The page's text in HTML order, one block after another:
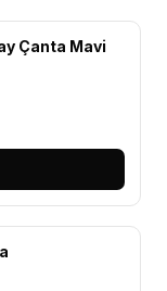
Çanta Mavi